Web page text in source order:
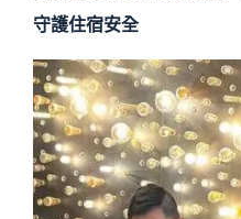
守護住宿安全